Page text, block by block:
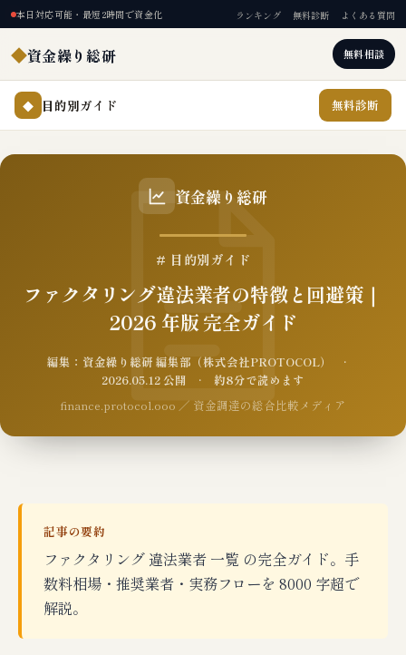
本日対応可能・最短2時間で資金化 ランキング 無料診断 よくある質問
◆資金繰り総研 無料相談
◆ 目的別ガイド 無料診断
資金繰り総研
# 目的別ガイド
ファクタリング違法業者の特徴と回避策｜
2026 年版 完全ガイド
編集：資金繰り総研 編集部（株式会社PROTOCOL） ·
2026.05.12 公開 · 約8分で読めます
finance.protocol.ooo ／ 資金調達の総合比較メディア
記事の要約
ファクタリング 違法業者 一覧 の完全ガイド。手
数料相場・推奨業者・実務フローを 8000 字超で
解説。